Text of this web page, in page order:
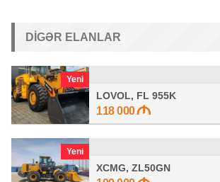
DIGƏR ELANLAR
Yeni
LOVOL, FL 955K
118 000
Yeni
XCMG, ZL50GN